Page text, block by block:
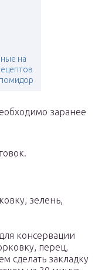
на
заранее
зелень,
консервации
перец,
сделать закладку